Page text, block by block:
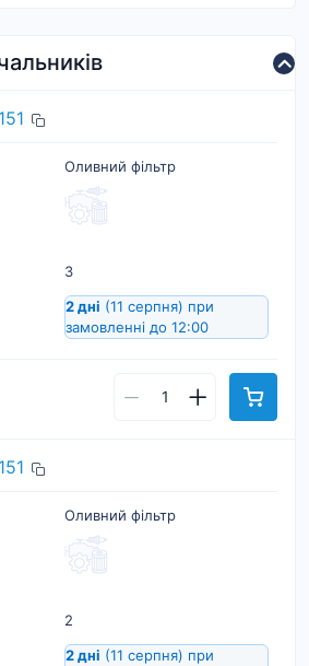
Оливний фільтр
3
2 дні (11 серпня) при
замовленні до 12:00
Оливний фільтр
2
2 дні (11 серпня) при